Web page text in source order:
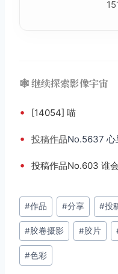
🕸️ 继续探索影像宇宙
• [14054] 喵
• 投稿作品No.5637 心
• 投稿作品No.603 谁
文
章
标
签：
#作品 #分享 #投
#胶卷摄影 #胶片
#色彩